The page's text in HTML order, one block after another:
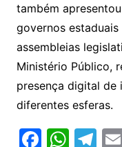
também
governos
assembleias
Ministério Público,
presença digital de
diferentes esferas.
F W T